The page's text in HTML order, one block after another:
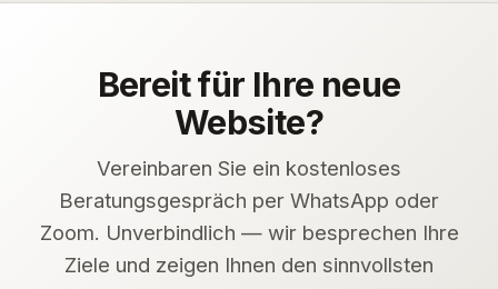
Bereit für Ihre neue
Website?
Vereinbaren Sie ein kostenloses
Beratungsgespräch per WhatsApp oder
Zoom. Unverbindlich — wir besprechen Ihre
Ziele und zeigen Ihnen den sinnvollsten